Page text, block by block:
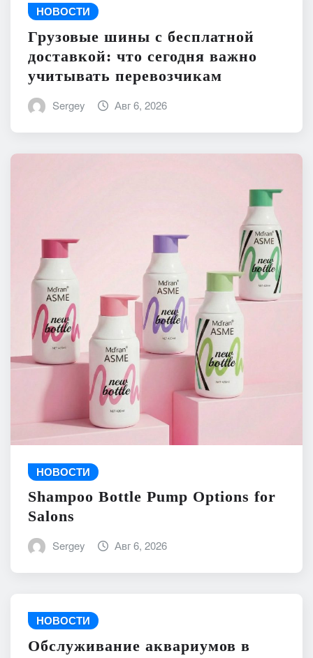
НОВОСТИ
Грузовые шины с бесплатной
доставкой: что сегодня важно
учитывать перевозчикам
Sergey Авг 6, 2026
НОВОСТИ
Shampoo Bottle Pump Options for
Salons
Sergey Авг 6, 2026
НОВОСТИ
Обслуживание аквариумов в